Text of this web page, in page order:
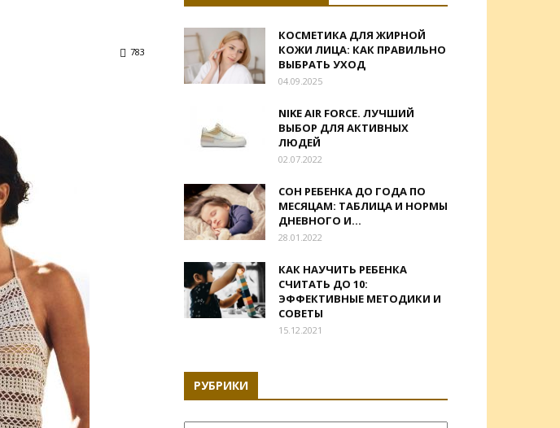
Женские
секреты
783
КОСМЕТИКА ДЛЯ ЖИРНОЙ
КОЖИ ЛИЦА: КАК ПРАВИЛЬНО
ВЫБРАТЬ УХОД
04.09.2025
NIKE AIR FORCE. ЛУЧШИЙ
ВЫБОР ДЛЯ АКТИВНЫХ
ЛЮДЕЙ
02.07.2022
СОН РЕБЕНКА ДО ГОДА ПО
МЕСЯЦАМ: ТАБЛИЦА И НОРМЫ
ДНЕВНОГО И...
28.01.2022
КАК НАУЧИТЬ РЕБЕНКА
СЧИТАТЬ ДО 10:
ЭФФЕКТИВНЫЕ МЕТОДИКИ И
СОВЕТЫ
15.12.2021
РУБРИКИ
Рубрики